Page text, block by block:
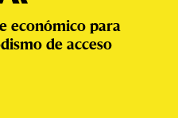
económico para
de acceso